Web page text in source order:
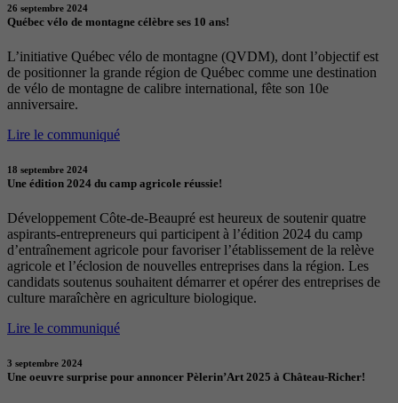
26 septembre 2024
Québec vélo de montagne célèbre ses 10 ans!
L’initiative Québec vélo de montagne (QVDM), dont l’objectif est
de positionner la grande région de Québec comme une destination
de vélo de montagne de calibre international, fête son 10e
anniversaire.
Lire le communiqué
18 septembre 2024
Une édition 2024 du camp agricole réussie!
Développement Côte-de-Beaupré est heureux de soutenir quatre
aspirants-entrepreneurs qui participent à l’édition 2024 du camp
d’entraînement agricole pour favoriser l’établissement de la relève
agricole et l’éclosion de nouvelles entreprises dans la région. Les
candidats soutenus souhaitent démarrer et opérer des entreprises de
culture maraîchère en agriculture biologique.
Lire le communiqué
3 septembre 2024
Une oeuvre surprise pour annoncer Pèlerin’Art 2025 à Château-Richer!